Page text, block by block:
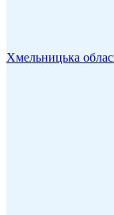
Хмельницька